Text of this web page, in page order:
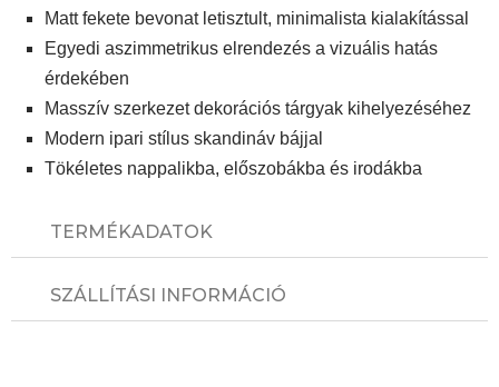
TERMÉKADATOK
SZÁLLÍTÁSI INFORMÁCIÓ
Matt fekete bevonat letisztult, minimalista kialakítással
Egyedi aszimmetrikus elrendezés a vizuális hatás
érdekében
Masszív szerkezet dekorációs tárgyak kihelyezéséhez
Modern ipari stílus skandináv bájjal
Tökéletes nappalikba, előszobákba és irodákba